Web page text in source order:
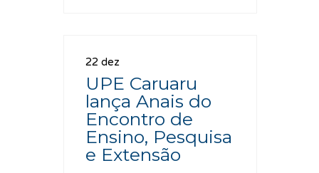
22 dez
UPE Caruaru
lança Anais do
Encontro de
Ensino, Pesquisa
e Extensão